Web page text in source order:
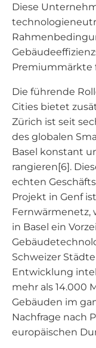
Diese
Premiummärkte
Die führende
Cities bietet
Zürich ist seit
des globalen
Basel konstant
rangieren[6].
echten
Projekt in Genf
Fernwärmenetz,
in Basel ein
Schweizer
Entwicklung
mehr als 14.000
Gebäuden im
Nachfrage nach
europäischen